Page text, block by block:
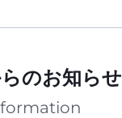
のお知らせ